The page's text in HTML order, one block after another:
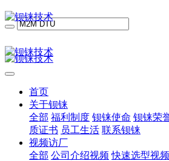
首页
关于钡铼
全部 福利制度 钡铼使命 钡铼荣
质证书 员工生活 联系钡铼
视频访厂
全部 公司介绍视频 快速选型视频